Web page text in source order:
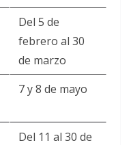
Del 5 de
febrero al 30
de marzo
7 y 8 de mayo
Del 11 al 30 de